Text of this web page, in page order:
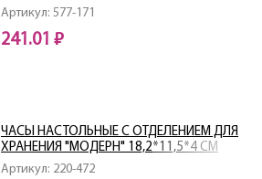
Артикул: 577-171
241.01 ₽
Артикул: 220-472
ЧАСЫ НАСТОЛЬНЫЕ С ОТДЕЛЕНИЕМ ДЛЯ
ХРАНЕНИЯ "МОДЕРН" 18,2*11,5*4 СМ